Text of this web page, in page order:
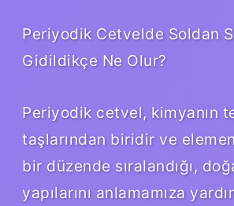
Periyodik Cetvelde Soldan
Gidildikçe Ne Olur?
Periyodik cetvel, kimyanın
taşlarından biridir ve
bir düzende sıralandığı,
yapılarını anlamamıza